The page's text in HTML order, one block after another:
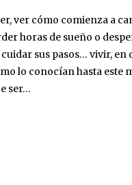
ver cómo comienza a
horas de sueño o
sus pasos… vivir, en
lo conocían hasta este
ser…